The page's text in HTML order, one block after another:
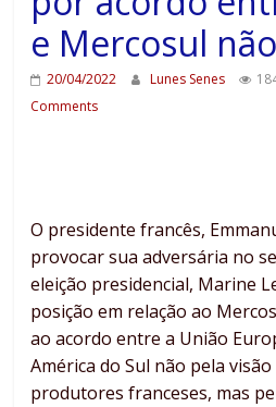
e Mercosul
20/04/2022 Lunes Senes
Comments
O presidente francês,
provocar sua adversária no
eleição presidencial, Marine
posição em relação ao
ao acordo entre a União
América do Sul não pela
produtores franceses, mas